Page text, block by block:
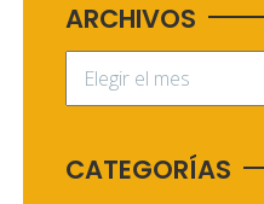
ARCHIVOS
CATEGORÍAS